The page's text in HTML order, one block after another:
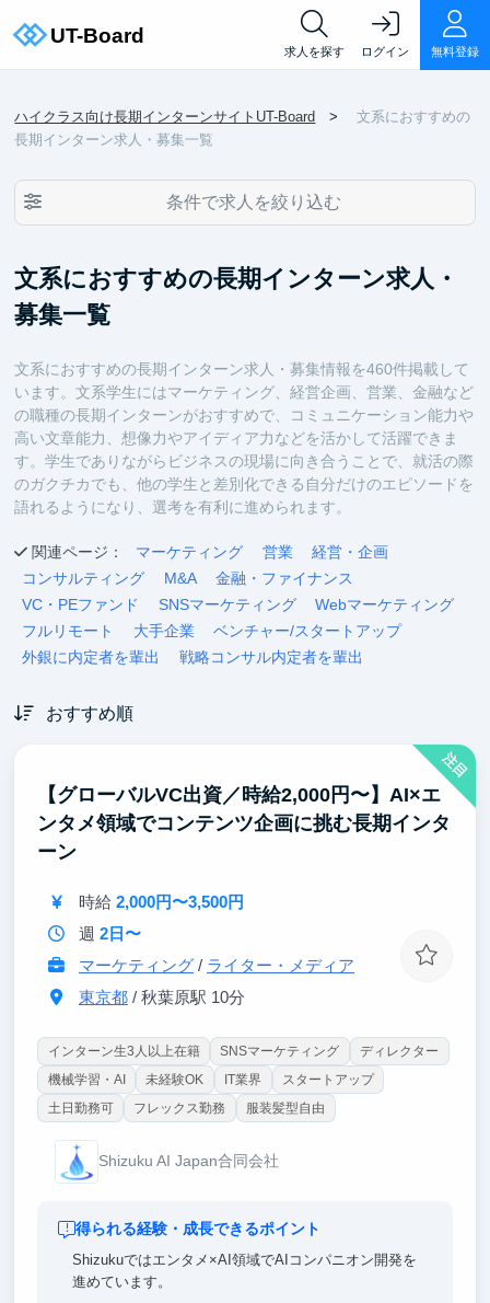
求人を探す ログイン 無料登録
ハイクラス向け長期インターンサイトUT-Board
文系におすすめの
長期インターン求人・募集一覧
条件で求人を絞り込む
文系におすすめの長期インターン求人・
募集一覧
文系におすすめの長期インターン求人・募集情報を460件掲載して
います。文系学生にはマーケティング、経営企画、営業、金融など
の職種の長期インターンがおすすめで、コミュニケーション能力や
高い文章能力、想像力やアイディア力などを活かして活躍できま
す。学生でありながらビジネスの現場に向き合うことで、就活の際
のガクチカでも、他の学生と差別化できる自分だけのエピソードを
語れるようになり、選考を有利に進められます。
関連ページ： マーケティング 営業
経営・企画
コンサルティング
M&A
金融・ファイナンス
VC・PEファンド
SNSマーケティング
Webマーケティング
フルリモート
大手企業
ベンチャー/スタートアップ
外銀に内定者を輩出
戦略コンサル内定者を輩出
おすすめ順
注目
【グローバルVC出資／時給2,000円〜】AI×エ
ンタメ領域でコンテンツ企画に挑む長期インタ
ーン
時給 2,000円〜3,500円
週 2日〜
マーケティング/ ライター・メディア
東京都/ 秋葉原駅 10分
インターン生3人以上在籍 SNSマーケティング
ディレクター
機械学習・AI
未経験OK IT業界
スタートアップ
土日勤務可
フレックス勤務 服装髪型自由
Shizuku AI Japan合同会社
得られる経験・成長できるポイント
Shizukuではエンタメ×AI領域でAIコンパニオン開発を
進めています。